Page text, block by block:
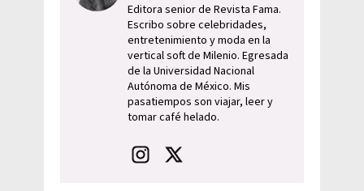
Editora senior de Revista Fama.
Escribo sobre celebridades,
entretenimiento y moda en la
vertical soft de Milenio. Egresada
de la Universidad Nacional
Autónoma de México. Mis
pasatiempos son viajar, leer y
tomar café helado.